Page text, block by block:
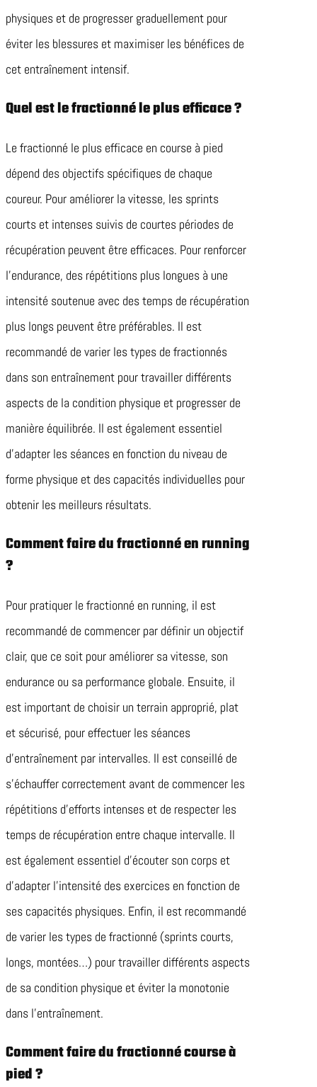
physiques et de progresser graduellement pour
éviter les blessures et maximiser les bénéfices de
cet entraînement intensif.
Quel est le fractionné le plus efficace ?
Le fractionné le plus efficace en course à pied
dépend des objectifs spécifiques de chaque
coureur. Pour améliorer la vitesse, les sprints
courts et intenses suivis de courtes périodes de
récupération peuvent être efficaces. Pour renforcer
l’endurance, des répétitions plus longues à une
intensité soutenue avec des temps de récupération
plus longs peuvent être préférables. Il est
recommandé de varier les types de fractionnés
dans son entraînement pour travailler différents
aspects de la condition physique et progresser de
manière équilibrée. Il est également essentiel
d’adapter les séances en fonction du niveau de
forme physique et des capacités individuelles pour
obtenir les meilleurs résultats.
Comment faire du fractionné en running
?
Pour pratiquer le fractionné en running, il est
recommandé de commencer par définir un objectif
clair, que ce soit pour améliorer sa vitesse, son
endurance ou sa performance globale. Ensuite, il
est important de choisir un terrain approprié, plat
et sécurisé, pour effectuer les séances
d’entraînement par intervalles. Il est conseillé de
s’échauffer correctement avant de commencer les
répétitions d’efforts intenses et de respecter les
temps de récupération entre chaque intervalle. Il
est également essentiel d’écouter son corps et
d’adapter l’intensité des exercices en fonction de
ses capacités physiques. Enfin, il est recommandé
de varier les types de fractionné (sprints courts,
longs, montées…) pour travailler différents aspects
de sa condition physique et éviter la monotonie
dans l’entraînement.
Comment faire du fractionné course à
pied ?